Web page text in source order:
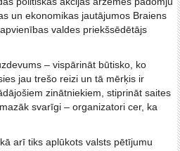
un ekonomikas jautājumos Braiens
valdes priekšsēdētājs
– vispārināt būtisko, ko
jau trešo reizi un tā mērķis ir
zinātniekiem, stiprināt saites
svarīgi – organizatori cer, ka
arī tiks aplūkots valsts pētījumu